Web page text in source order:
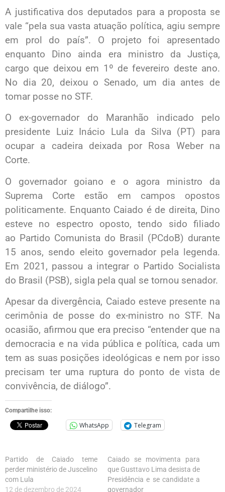
A justificativa dos deputados para a proposta se
vale “pela sua vasta atuação política, agiu sempre
em prol do país”. O projeto foi apresentado
enquanto Dino ainda era ministro da Justiça,
cargo que deixou em 1º de fevereiro deste ano.
No dia 20, deixou o Senado, um dia antes de
tomar posse no STF.
O ex-governador do Maranhão indicado pelo
presidente Luiz Inácio Lula da Silva (PT) para
ocupar a cadeira deixada por Rosa Weber na
Corte.
O governador goiano e o agora ministro da
Suprema Corte estão em campos opostos
politicamente. Enquanto Caiado é de direita, Dino
esteve no espectro oposto, tendo sido filiado
ao Partido Comunista do Brasil (PCdoB) durante
15 anos, sendo eleito governador pela legenda.
Em 2021, passou a integrar o Partido Socialista
do Brasil (PSB), sigla pela qual se tornou senador.
Apesar da divergência, Caiado esteve presente na
cerimônia de posse do ex-ministro no STF. Na
ocasião, afirmou que era preciso “entender que na
democracia e na vida pública e política, cada um
tem as suas posições ideológicas e nem por isso
precisam ter uma ruptura do ponto de vista de
convivência, de diálogo”.
Compartilhe isso:
WhatsApp Telegram
Partido de Caiado teme
perder ministério de Juscelino
com Lula
12 de dezembro de 2024
Caiado se movimenta para
que Gusttavo Lima desista de
Presidência e se candidate a
governador